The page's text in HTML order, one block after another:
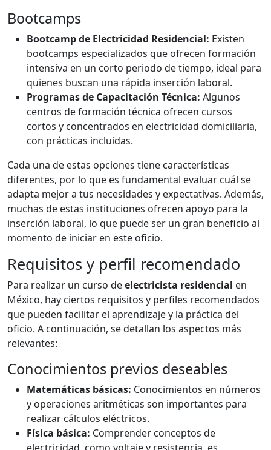
Bootcamps
Bootcamp de Electricidad Residencial: Existen
bootcamps especializados que ofrecen formación
intensiva en un corto periodo de tiempo, ideal para
quienes buscan una rápida inserción laboral.
Programas de Capacitación Técnica: Algunos
centros de formación técnica ofrecen cursos
cortos y concentrados en electricidad domiciliaria,
con prácticas incluidas.
Cada una de estas opciones tiene características
diferentes, por lo que es fundamental evaluar cuál se
adapta mejor a tus necesidades y expectativas. Además,
muchas de estas instituciones ofrecen apoyo para la
inserción laboral, lo que puede ser un gran beneficio al
momento de iniciar en este oficio.
Requisitos y perfil recomendado
Para realizar un curso deelectricista residencial en
México, hay ciertos requisitos y perfiles recomendados
que pueden facilitar el aprendizaje y la práctica del
oficio. A continuación, se detallan los aspectos más
relevantes:
Conocimientos previos deseables
Matemáticas básicas: Conocimientos en números
y operaciones aritméticas son importantes para
realizar cálculos eléctricos.
Física básica: Comprender conceptos de